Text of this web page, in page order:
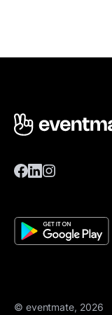
© eventmate, 2026